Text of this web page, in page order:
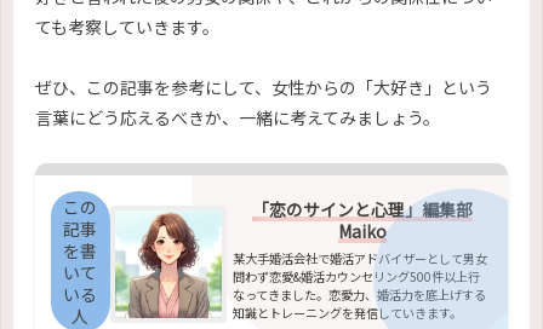
ても考察していきます。
ぜひ、この記事を参考にして、女性からの「大好き」という
言葉にどう応えるべきか、一緒に考えてみましょう。
この
記事
を書
いて
いる
人
「恋のサインと心理」編集部
Maiko
某大手婚活会社で婚活アドバイザーとして男女
問わず恋愛&婚活カウンセリング500件以上行
なってきました。恋愛力、婚活力を底上げする
知識とトレーニングを発信していきます。